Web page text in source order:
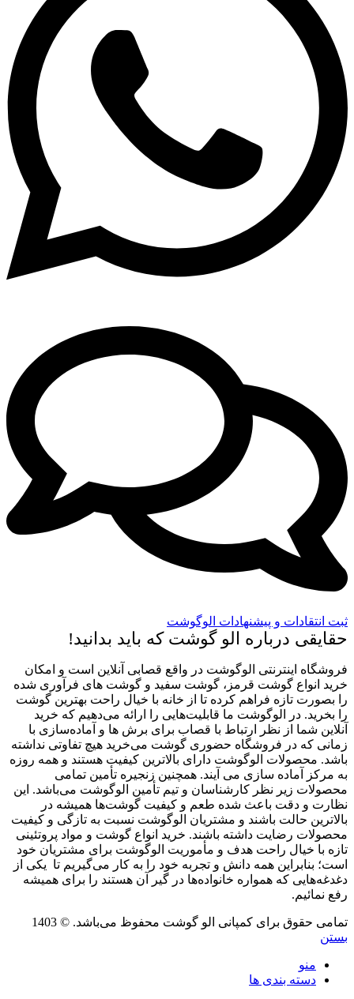
ثبت انتقادات و پیشنهادات الوگوشت
حقایقی درباره الو گوشت که باید بدانید!
فروشگاه اینترنتی الوگوشت در واقع قصابی آنلاین است و امکان
خرید انواع گوشت قرمز، گوشت سفید و گوشت های فرآوری شده
را بصورت تازه فراهم کرده تا از خانه با خیال راحت بهترین گوشت
را بخرید. در الوگوشت ما قابلیت‌هایی را ارائه می‌دهیم که خرید
آنلاین شما از نظر ارتباط با قصاب برای برش ها و آماده‌سازی با
زمانی که در فروشگاه حضوری گوشت می‌خرید هیچ تفاوتی نداشته
باشد. محصولات الوگوشت دارای بالاترین کیفیت هستند و همه روزه
به مرکز آماده سازی می آیند. همچنین زنجیره تأمین تمامی
محصولات زیر نظر کارشناسان و تیم تأمین الوگوشت می‌باشد. این
نظارت و دقت باعث شده طعم و کیفیت گوشت‌ها همیشه در
بالاترین حالت باشند و مشتریان الوگوشت نسبت به تازگی و کیفیت
محصولات رضایت داشته باشند. خرید انواع گوشت و مواد پروتئینی
تازه با خیال راحت هدف و مأموریت الوگوشت برای مشتریان خود
است؛ بنابراین همه دانش و تجربه خود را به کار می‌گیریم تا یکی از
دغدغه‌هایی که همواره خانواده‌ها در گیر آن هستند را برای همیشه
رفع نمائیم.
تمامی حقوق برای کمپانی الو گوشت محفوظ می‌باشد. © 1403
بستن
منو
دسته بندی ها